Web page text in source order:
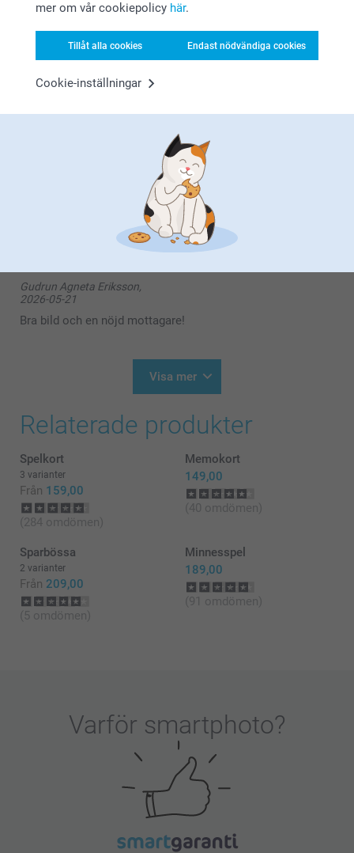
mer om vår cookiepolicy här.
Tillåt alla cookies Endast nödvändiga cookies
Cookie-inställningar
11:57
Stort tack för ⭐️⭐️⭐️⭐️⭐️ och omdöme av våra pussel.
Tack för att du valt att beställa från oss. 💕
Kirsi @smartphoto
2026-06-09
Tack för din fina återkoppling. Vad roligt att höra att
bilden blev som du tänkt dig och att du är nöjd.
Vi hoppas att få välkomna dig tillbaka snart igen
Vänligen
Miia @smartphoto
Gudrun Agneta Eriksson,
2026-05-21
Bra bild och en nöjd mottagare!
Visa mer
Relaterade produkter
Spelkort
3 varianter
Från 159,00
(284 omdömen)
Memokort
149,00
(40 omdömen)
Sparbössa
2 varianter
Från 209,00
(5 omdömen)
Minnesspel
189,00
(91 omdömen)
Varför smartphoto?